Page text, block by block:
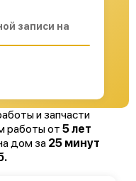
и запчасти
работы от 5 лет
дом за 25 минут
записи на